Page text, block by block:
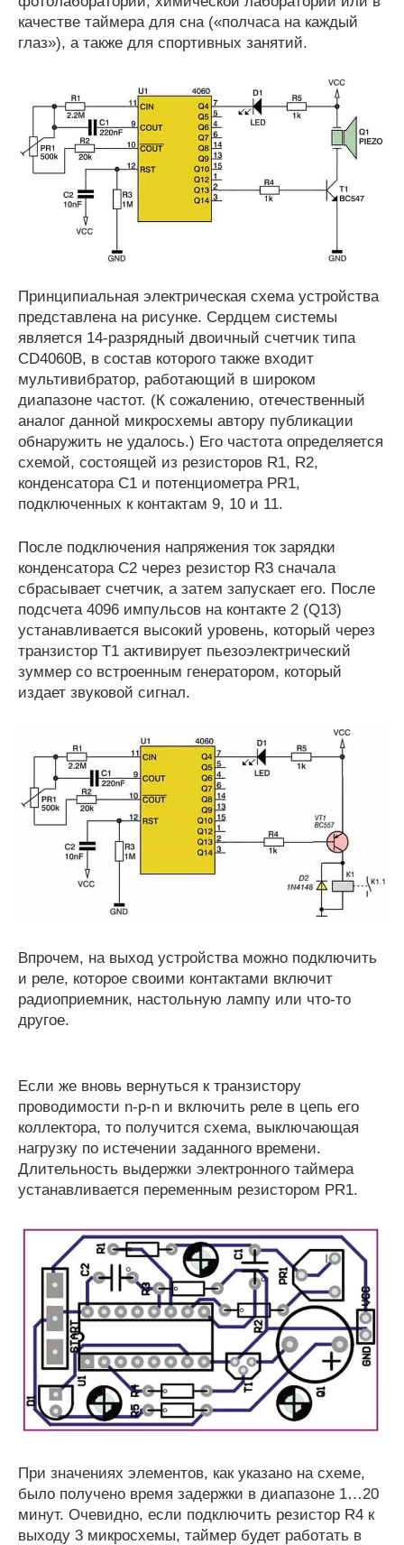
качестве таймера для сна («полчаса на каждый
глаз»), а также для спортивных занятий.
Принципиальная электрическая схема устройства
представлена на рисунке. Сердцем системы
является 14-разрядный двоичный счетчик типа
CD4060B, в состав которого также входит
мультивибратор, работающий в широком
диапазоне частот. (К сожалению, отечественный
аналог данной микросхемы автору публикации
обнаружить не удалось.) Его частота определяется
схемой, состоящей из резисторов R1, R2,
конденсатора С1 и потенциометра PR1,
подключенных к контактам 9, 10 и 11.
После подключения напряжения ток зарядки
конденсатора С2 через резистор R3 сначала
сбрасывает счетчик, а затем запускает его. После
подсчета 4096 импульсов на контакте 2 (Q13)
устанавливается высокий уровень, который через
транзистор T1 активирует пьезоэлектрический
зуммер со встроенным генератором, который
издает звуковой сигнал.
Впрочем, на выход устройства можно подключить
и реле, которое своими контактами включит
радиоприемник, настольную лампу или что-то
другое.
Если же вновь вернуться к транзистору
проводимости n-р-n и включить реле в цепь его
коллектора, то получится схема, выключающая
нагрузку по истечении заданного времени.
Длительность выдержки электронного таймера
устанавливается переменным резистором PR1.
При значениях элементов, как указано на схеме,
было получено время задержки в диапазоне 1…20
минут. Очевидно, если подключить резистор R4 к
выходу 3 микросхемы, таймер будет работать в